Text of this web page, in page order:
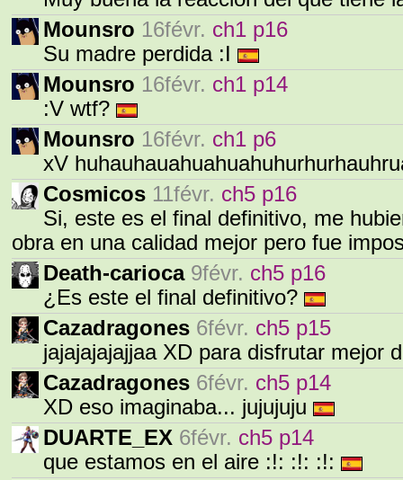
Mounsro 16févr. ch1 p16
Su madre perdida :I
Mounsro 16févr. ch1 p14
:V wtf?
Mounsro 16févr. ch1 p6
xV
Cosmicos 11févr. ch5 p16
Si, este es el final definitivo, me
obra en una calidad mejor pero fue
Death-carioca 9févr. ch5 p16
¿Es este el final definitivo?
Cazadragones 6févr. ch5 p15
jajajajajajjaa XD para disfrutar mejor
Cazadragones 6févr. ch5 p14
XD eso imaginaba... jujujuju
DUARTE_EX 6févr. ch5 p14
que estamos en el aire :!: :!: :!: